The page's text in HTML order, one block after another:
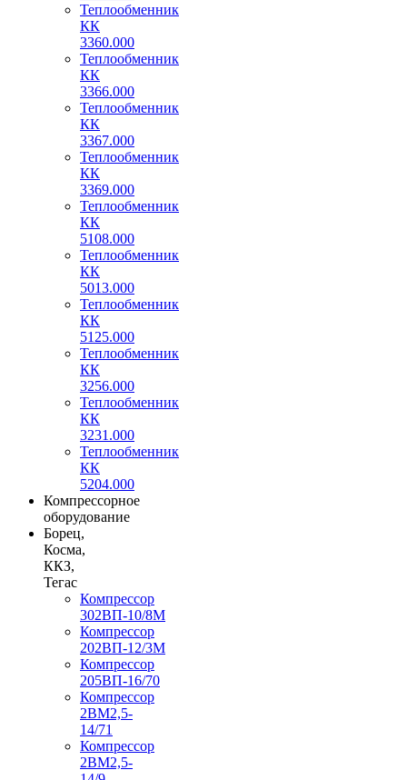
Теплообменник
КК
3360.000
Теплообменник
КК
3366.000
Теплообменник
КК
3367.000
Теплообменник
КК
3369.000
Теплообменник
КК
5108.000
Теплообменник
КК
5013.000
Теплообменник
КК
5125.000
Теплообменник
КК
3256.000
Теплообменник
КК
3231.000
Теплообменник
КК
5204.000
Компрессорное
оборудование
Борец,
Косма,
ККЗ,
Тегас
Компрессор
302ВП-10/8М
Компрессор
202ВП-12/3М
Компрессор
205ВП-16/70
Компрессор
2ВМ2,5-
14/71
Компрессор
2ВМ2,5-